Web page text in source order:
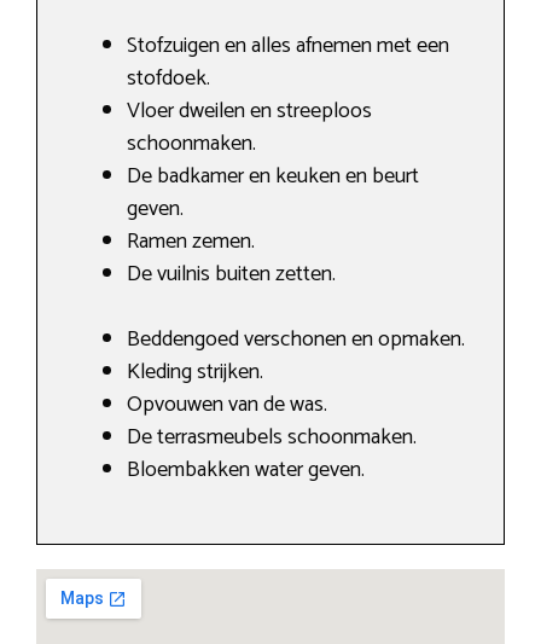
Stofzuigen en alles afnemen met een
stofdoek.
Vloer dweilen en streeploos
schoonmaken.
De badkamer en keuken en beurt
geven.
Ramen zemen.
De vuilnis buiten zetten.
Beddengoed verschonen en opmaken.
Kleding strijken.
Opvouwen van de was.
De terrasmeubels schoonmaken.
Bloembakken water geven.